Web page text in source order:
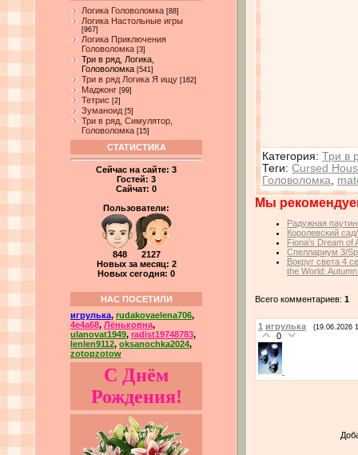
Логика Головоломка [88]
Логика Настольные игры
[967]
Логика Приключения
Головоломка [3]
Три в ряд, Логика,
Головоломка [541]
Три в ряд Логика Я ищу [162]
Маджонг [99]
Тетрис [2]
Зуманоид [5]
Три в ряд, Симулятор,
Головоломка [15]
СТАТИСТИКА
Сейчас на сайте: 3
Гостей: 3
Сайчат: 0
Пользователи:
848 2127
Новых за месяц: 2
Новых сегодня: 0
НАС ПОСЕТИЛИ
игрулька, rudakovaelena706,
4e4a68, Лёньковна,
ulanovat1949, radist19748783,
lenlen9112, oksanochka2024,
zotopzotow
С Днём
Рождения!
Категория: Три в
Теги: Cursed
Головоломка
Мы
Радужная
Королевский
Fiona's Dream of
Спеллариум 3/
Вокруг света 4
the World:
Всего комментариев: 1
1 игрулька (19.06.2026
0